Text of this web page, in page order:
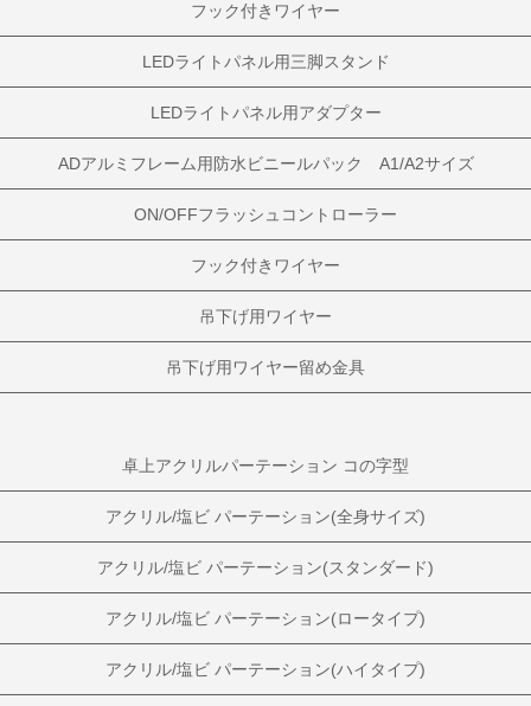
フック付きワイヤー
LEDライトパネル用三脚スタンド
LEDライトパネル用アダプター
ADアルミフレーム用防水ビニールパック A1/A2サイズ
ON/OFFフラッシュコントローラー
フック付きワイヤー
吊下げ用ワイヤー
吊下げ用ワイヤー留め金具
卓上アクリルパーテーション コの字型
アクリル/塩ビ パーテーション(全身サイズ)
アクリル/塩ビ パーテーション(スタンダード)
アクリル/塩ビ パーテーション(ロータイプ)
アクリル/塩ビ パーテーション(ハイタイプ)